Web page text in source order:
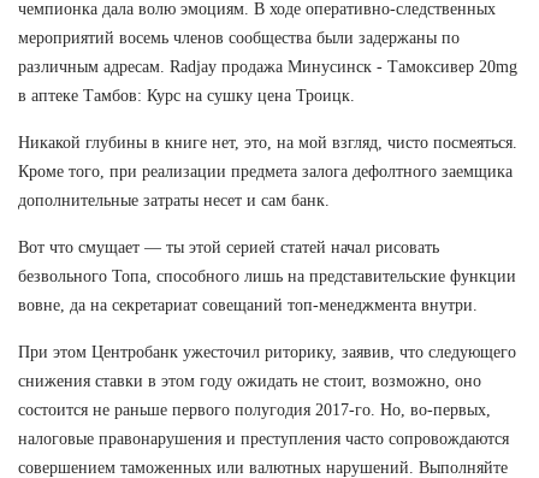
чемпионка дала волю эмоциям. В ходе оперативно-следственных
мероприятий восемь членов сообщества были задержаны по
различным адресам. Radjay продажа Минусинск - Тамоксивер 20mg
в аптеке Тамбов: Курс на сушку цена Троицк.
Никакой глубины в книге нет, это, на мой взгляд, чисто посмеяться.
Кроме того, при реализации предмета залога дефолтного заемщика
дополнительные затраты несет и сам банк.
Вот что смущает — ты этой серией статей начал рисовать
безвольного Топа, способного лишь на представительские функции
вовне, да на секретариат совещаний топ-менеджмента внутри.
При этом Центробанк ужесточил риторику, заявив, что следующего
снижения ставки в этом году ожидать не стоит, возможно, оно
состоится не раньше первого полугодия 2017-го. Но, во-первых,
налоговые правонарушения и преступления часто сопровождаются
совершением таможенных или валютных нарушений. Выполняйте